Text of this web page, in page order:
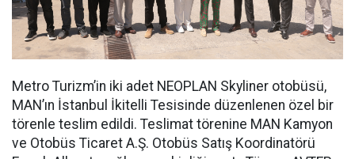
Metro Turizm’in iki adet NEOPLAN Skyliner otobüsü,
MAN’ın İstanbul İkitelli Tesisinde düzenlenen özel bir
törenle teslim edildi. Teslimat törenine MAN Kamyon
ve Otobüs Ticaret A.Ş. Otobüs Satış Koordinatörü